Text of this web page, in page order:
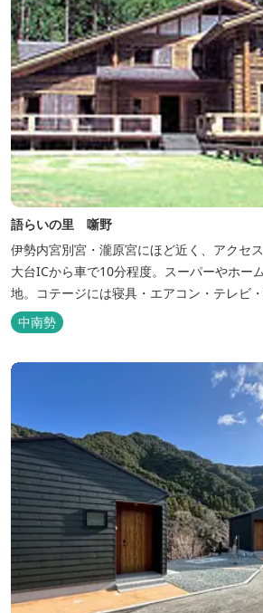
語らいの里 噺野
伊勢内宮別宮・瀧原宮にほど近く、アクセ
大台ICから車で10分程度。スーパーやホー
地。コテージには寝具・エアコン・テレビ
わず楽しめます。 食器・調理器具の揃った
能なシャワールームなど充実の設備で快適
す。施設内には噺野温泉もありコテージ宿
中南勢